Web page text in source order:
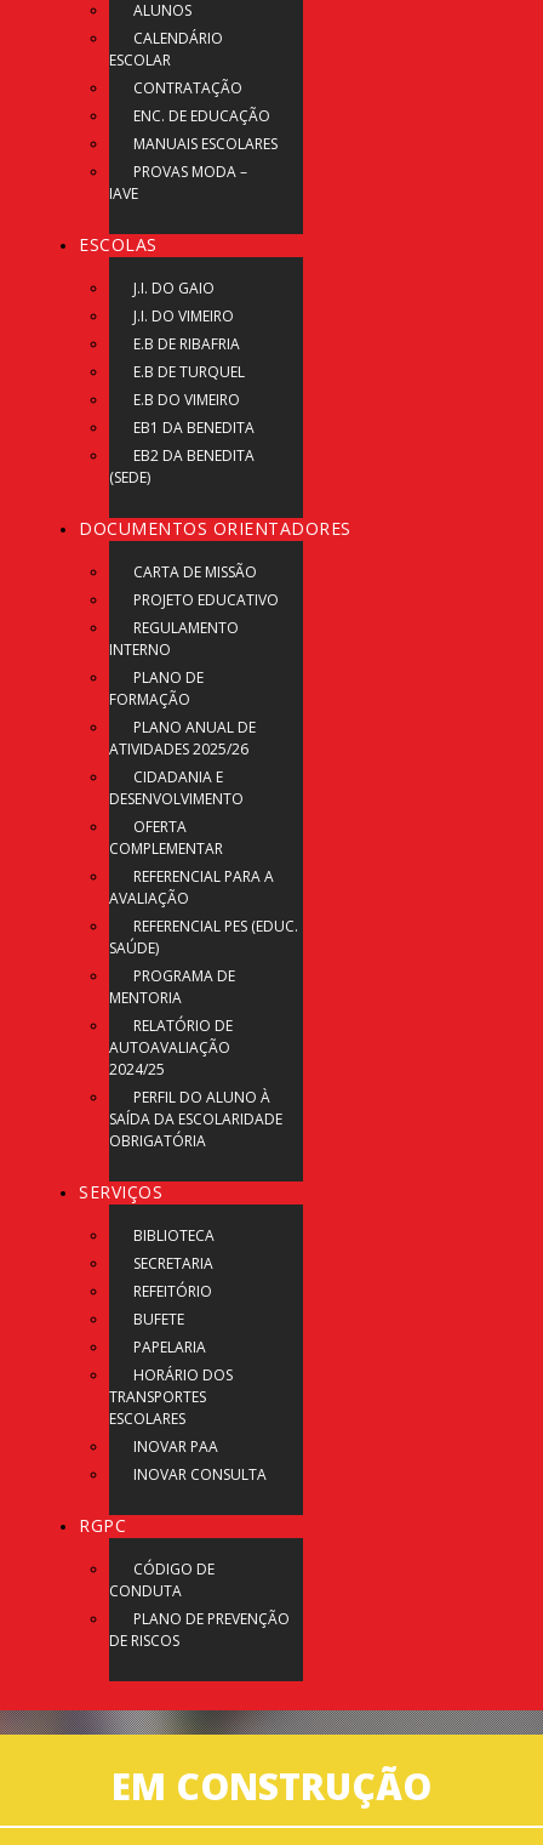
ALUNOS
CALENDÁRIO
ESCOLAR
CONTRATAÇÃO
ENC. DE EDUCAÇÃO
MANUAIS ESCOLARES
PROVAS MODA –
IAVE
ESCOLAS
J.I. DO GAIO
J.I. DO VIMEIRO
E.B DE RIBAFRIA
E.B DE TURQUEL
E.B DO VIMEIRO
EB1 DA BENEDITA
EB2 DA BENEDITA
(SEDE)
DOCUMENTOS ORIENTADORES
CARTA DE MISSÃO
PROJETO EDUCATIVO
REGULAMENTO
INTERNO
PLANO DE
FORMAÇÃO
PLANO ANUAL DE
ATIVIDADES 2025/26
CIDADANIA E
DESENVOLVIMENTO
OFERTA
COMPLEMENTAR
REFERENCIAL PARA A
AVALIAÇÃO
REFERENCIAL PES (EDUC.
SAÚDE)
PROGRAMA DE
MENTORIA
RELATÓRIO DE
AUTOAVALIAÇÃO
2024/25
PERFIL DO ALUNO À
SAÍDA DA ESCOLARIDADE
OBRIGATÓRIA
SERVIÇOS
BIBLIOTECA
SECRETARIA
REFEITÓRIO
BUFETE
PAPELARIA
HORÁRIO DOS
TRANSPORTES
ESCOLARES
INOVAR PAA
INOVAR CONSULTA
RGPC
CÓDIGO DE
CONDUTA
PLANO DE PREVENÇÃO
DE RISCOS
EM CONSTRUÇÃO